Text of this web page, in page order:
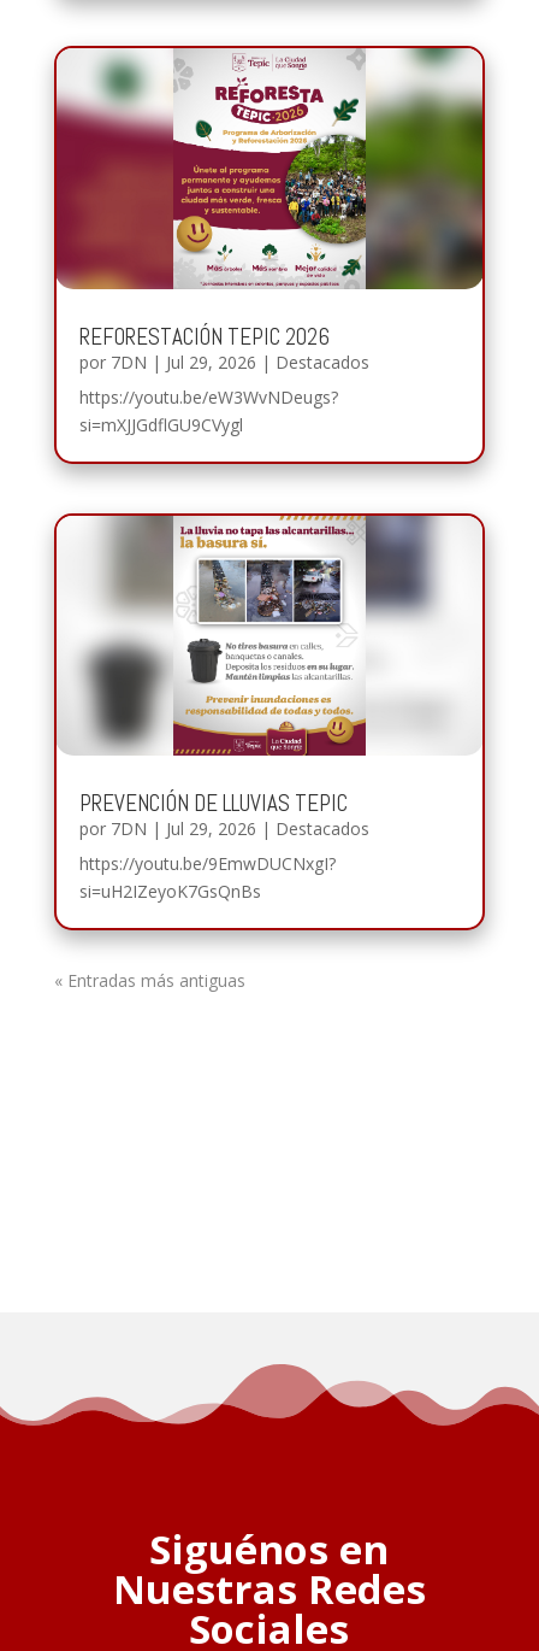
REFORESTACIÓN TEPIC 2026
por 7DN | Jul 29, 2026 | Destacados
https://youtu.be/eW3WvNDeugs?
si=mXJJGdflGU9CVygl
PREVENCIÓN DE LLUVIAS TEPIC
por 7DN | Jul 29, 2026 | Destacados
https://youtu.be/9EmwDUCNxgI?
si=uH2IZeyoK7GsQnBs
« Entradas más antiguas
Siguénos en
Nuestras Redes
Sociales